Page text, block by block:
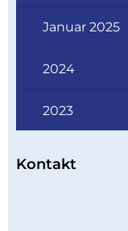
Januar 2025
2024
2023
Kontakt